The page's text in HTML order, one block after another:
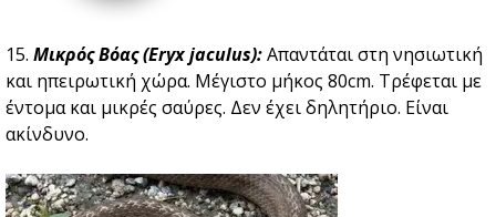
15. Μικρός Βόας (Eryx jaculus):Απαντάται στη νησιωτική
και ηπειρωτική χώρα. Μέγιστο μήκος 80cm. Τρέφεται με
έντομα και μικρές σαύρες. Δεν έχει δηλητήριο. Είναι
ακίνδυνο.